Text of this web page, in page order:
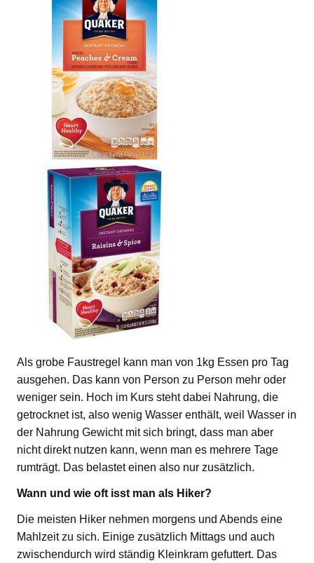
Als grobe Faustregel kann man von 1kg Essen pro Tag
ausgehen. Das kann von Person zu Person mehr oder
weniger sein. Hoch im Kurs steht dabei Nahrung, die
getrocknet ist, also wenig Wasser enthält, weil Wasser in
der Nahrung Gewicht mit sich bringt, dass man aber
nicht direkt nutzen kann, wenn man es mehrere Tage
rumträgt. Das belastet einen also nur zusätzlich.
Wann und wie oft isst man als Hiker?
Die meisten Hiker nehmen morgens und Abends eine
Mahlzeit zu sich. Einige zusätzlich Mittags und auch
zwischendurch wird ständig Kleinkram gefuttert. Das